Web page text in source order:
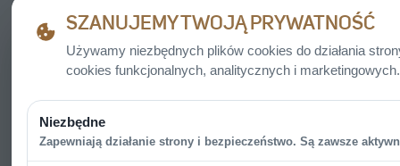
SZANUJEMY TWOJĄ PRYWATNOŚĆ
Używamy niezbędnych plików cookies do działania
cookies funkcjonalnych, analitycznych i marketingowych.
Niezbędne
Zapewniają działanie strony i bezpieczeństwo. Są zawsze